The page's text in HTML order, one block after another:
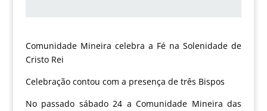
Comunidade Mineira celebra a Fé na Solenidade de
Cristo Rei
Celebração contou com a presença de três Bispos
No passado sábado 24 a Comunidade Mineira das